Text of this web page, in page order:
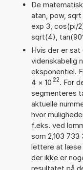
De
atan, pow,
exp 3, cos(pi/
sqrt(4),
Hvis der er
videnskabelig
eksponentiel.
4 × 10 22. For
segmenteres
aktuelle
hvor
f.eks. ved
som 2,103
lettere at læse
der ikke er
resultatet på